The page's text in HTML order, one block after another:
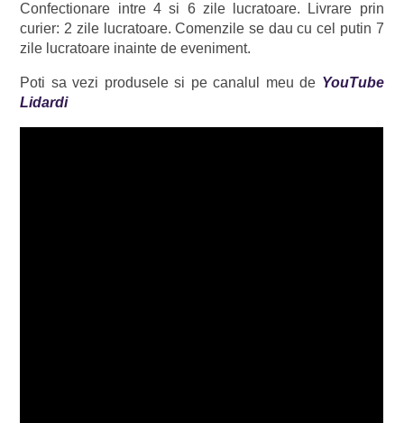
Confectionare intre 4 si 6 zile lucratoare. Livrare prin
curier: 2 zile lucratoare. Comenzile se dau cu cel putin 7
zile lucratoare inainte de eveniment.
Poti sa vezi produsele si pe canalul meu de YouTube
Lidardi